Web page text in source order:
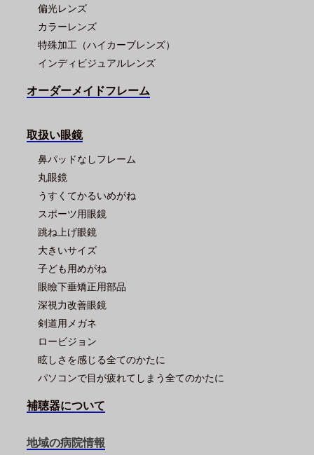
偏光レンズ
カラーレンズ
特殊加工（ハイカーブレンズ）
インディビジュアルレンズ
オーダーメイドフレーム
取扱い眼鏡
鼻パッドなしフレーム
丸眼鏡
うすくてかるいめがね
スポーツ用眼鏡
跳ね上げ眼鏡
大きいサイズ
子ども用めがね
眼瞼下垂矯正用部品
深視力改善眼鏡
剣道用メガネ
ロービジョン
眩しさを感じる全てのかたに
パソコンで目が疲れてしまう全てのかたに
補聴器について
地域の病院情報